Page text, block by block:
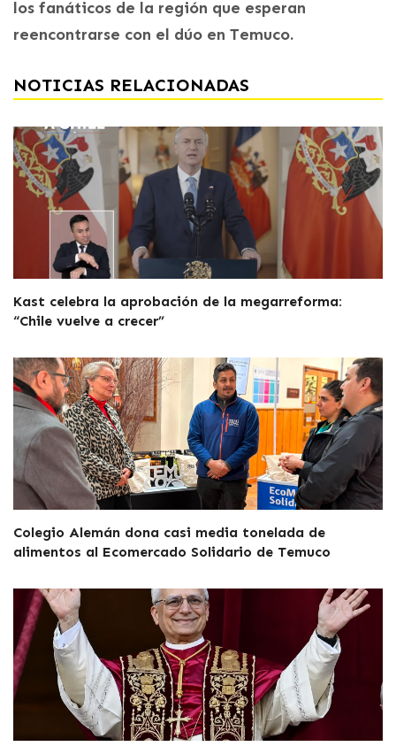
los fanáticos de la región que esperan
reencontrarse con el dúo en Temuco.
NOTICIAS RELACIONADAS
Kast celebra la aprobación de la megarreforma:
“Chile vuelve a crecer”
Colegio Alemán dona casi media tonelada de
alimentos al Ecomercado Solidario de Temuco